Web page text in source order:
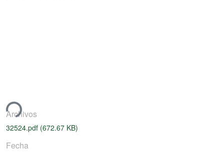
Archivos
32524.pdf (672.67 KB)
Fecha